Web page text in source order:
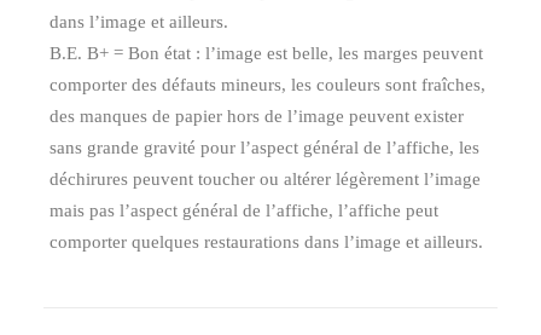
dans l’image et ailleurs.
B.E. B+ = Bon état : l’image est belle, les marges peuvent
comporter des défauts mineurs, les couleurs sont fraîches,
des manques de papier hors de l’image peuvent exister
sans grande gravité pour l’aspect général de l’affiche, les
déchirures peuvent toucher ou altérer légèrement l’image
mais pas l’aspect général de l’affiche, l’affiche peut
comporter quelques restaurations dans l’image et ailleurs.